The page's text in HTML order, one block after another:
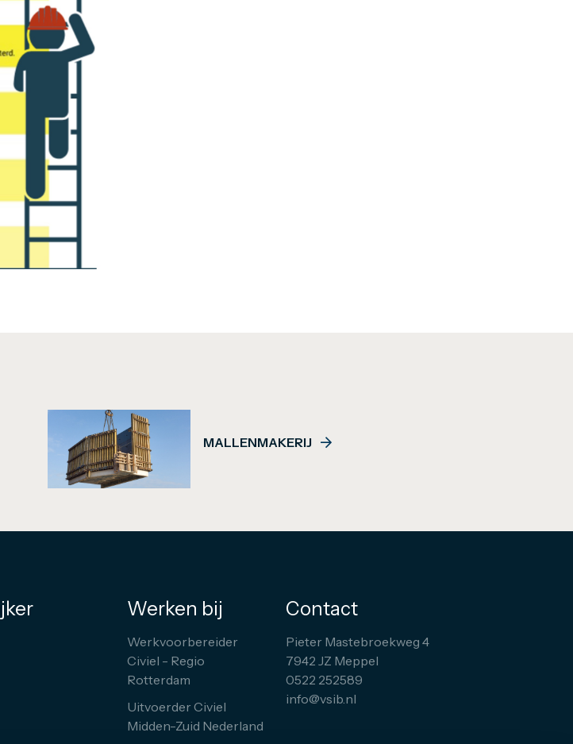
MALLENMAKERIJ
Werken bij
Werkvoorbereider
Civiel - Regio
Rotterdam
Uitvoerder Civiel
Midden-Zuid Nederland
Contact
Pieter Mastebroekweg 4
7942 JZ Meppel
0522 252589
info@vsib.nl